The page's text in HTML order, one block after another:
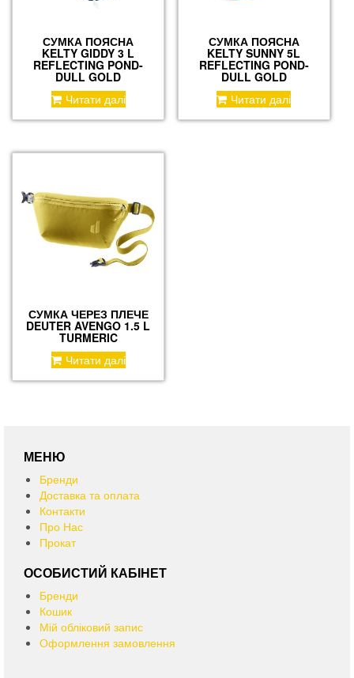
СУМКА ПОЯСНА
KELTY GIDDY 3 L
REFLECTING POND-
DULL GOLD
Читати далі
СУМКА ПОЯСНА
KELTY SUNNY 5L
REFLECTING POND-
DULL GOLD
Читати далі
СУМКА ЧЕРЕЗ ПЛЕЧЕ
DEUTER AVENGO 1.5 L
TURMERIC
Читати далі
МЕНЮ
Бренди
Доставка та оплата
Контакти
Про Нас
Прокат
ОСОБИСТИЙ КАБІНЕТ
Бренди
Кошик
Мій обліковий запис
Оформлення замовлення